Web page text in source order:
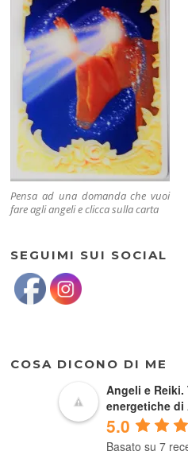
Pensa ad una domanda che vuoi
fare agli angeli e clicca sulla carta
SEGUIMI SUI SOCIAL
COSA DICONO DI ME
Angeli e Reiki.
energetiche di
5.0
Basato su 7